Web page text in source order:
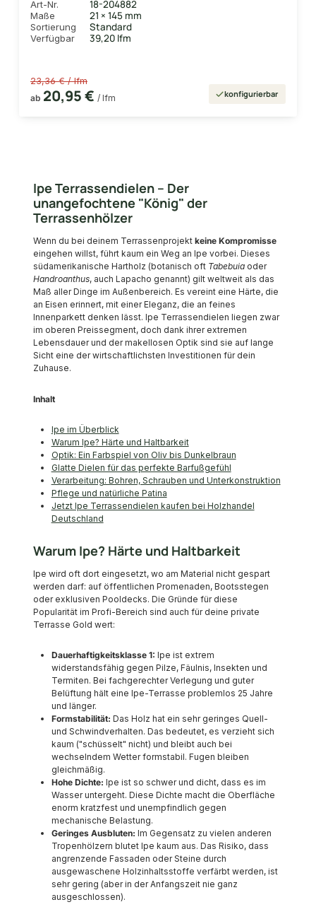
Art-Nr. 18-204882
Maße 21 × 145 mm
Sortierung Standard
Verfügbar 39,20 lfm
23,36 € / lfm
ab 20,95 € / lfm konfigurierbar
Ipe Terrassendielen – Der
unangefochtene "König" der
Terrassenhölzer
Wenn du bei deinem Terrassenprojekt keine Kompromisse
eingehen willst, führt kaum ein Weg an Ipe vorbei. Dieses
südamerikanische Hartholz (botanisch oft Tabebuia oder
Handroanthus, auch Lapacho genannt) gilt weltweit als das
Maß aller Dinge im Außenbereich. Es vereint eine Härte, die
an Eisen erinnert, mit einer Eleganz, die an feines
Innenparkett denken lässt. Ipe Terrassendielen liegen zwar
im oberen Preissegment, doch dank ihrer extremen
Lebensdauer und der makellosen Optik sind sie auf lange
Sicht eine der wirtschaftlichsten Investitionen für dein
Zuhause.
Inhalt
Ipe im Überblick
Warum Ipe? Härte und Haltbarkeit
Optik: Ein Farbspiel von Oliv bis Dunkelbraun
Glatte Dielen für das perfekte Barfußgefühl
Verarbeitung: Bohren, Schrauben und Unterkonstruktion
Pflege und natürliche Patina
Jetzt Ipe Terrassendielen kaufen bei Holzhandel
Deutschland
Warum Ipe? Härte und Haltbarkeit
Ipe wird oft dort eingesetzt, wo am Material nicht gespart
werden darf: auf öffentlichen Promenaden, Bootsstegen
oder exklusiven Pooldecks. Die Gründe für diese
Popularität im Profi-Bereich sind auch für deine private
Terrasse Gold wert:
Dauerhaftigkeitsklasse 1: Ipe ist extrem
widerstandsfähig gegen Pilze, Fäulnis, Insekten und
Termiten. Bei fachgerechter Verlegung und guter
Belüftung hält eine Ipe-Terrasse problemlos 25 Jahre
und länger.
Formstabilität: Das Holz hat ein sehr geringes Quell-
und Schwindverhalten. Das bedeutet, es verzieht sich
kaum ("schüsselt" nicht) und bleibt auch bei
wechselndem Wetter formstabil. Fugen bleiben
gleichmäßig.
Hohe Dichte: Ipe ist so schwer und dicht, dass es im
Wasser untergeht. Diese Dichte macht die Oberfläche
enorm kratzfest und unempfindlich gegen
mechanische Belastung.
Geringes Ausbluten: Im Gegensatz zu vielen anderen
Tropenhölzern blutet Ipe kaum aus. Das Risiko, dass
angrenzende Fassaden oder Steine durch
ausgewaschene Holzinhaltsstoffe verfärbt werden, ist
sehr gering (aber in der Anfangszeit nie ganz
ausgeschlossen).